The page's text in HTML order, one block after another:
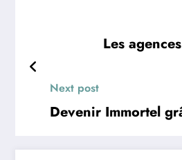
Les
Next post
Devenir Immortel